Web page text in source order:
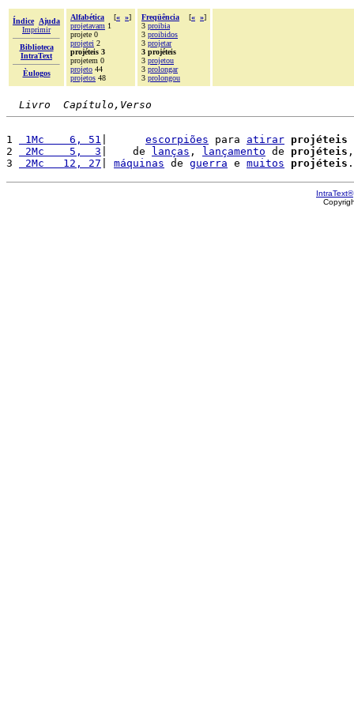
Índice
Ajuda
Imprimir
Biblioteca
IntraText
Èulogos
Alfabética [« »]
projetavam 1
projete 0
projetei 2
projéteis 3
projetem 0
projeto 44
projetos 48
Freqüência [« »]
3 proibia
3 proibidos
3 projetar
3 projéteis
3 projetou
3 prolongar
3 prolongou
Livro  Capítulo,Verso
1 1Mc    6, 51 escorpiões para atirar projéteis
2
2Mc    5,  3 |    de lanças , lançamento de projéteis
3
2Mc   12, 27 máquinas de guerra e muitos projéteis
IntraText®